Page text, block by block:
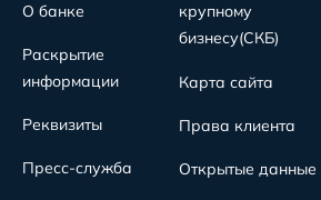
О банке
Раскрытие
информации
Реквизиты
Пресс-служба
крупному
бизнесу(СКБ)
Карта сайта
Права клиента
Открытые данные